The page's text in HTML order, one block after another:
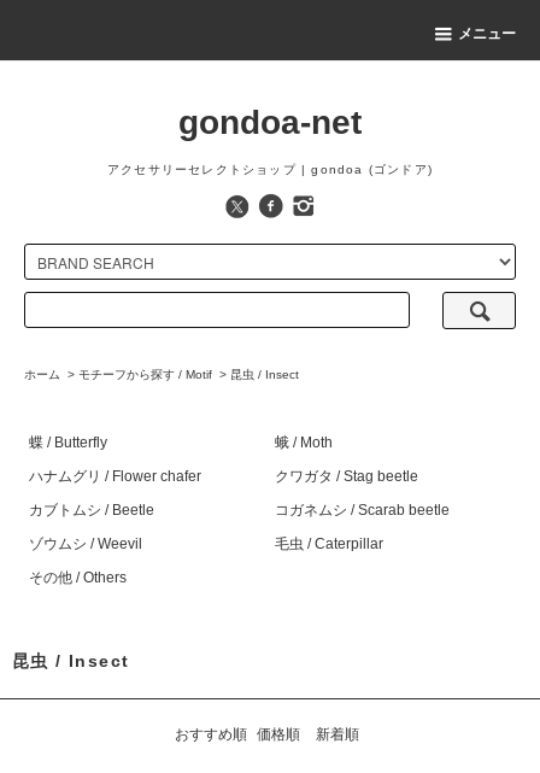
メニュー
gondoa-net
アクセサリーセレクトショップ | gondoa (ゴンドア)
ホーム > モチーフから探す / Motif > 昆虫 / Insect
蝶 / Butterfly
蛾 / Moth
ハナムグリ / Flower chafer
クワガタ / Stag beetle
カブトムシ / Beetle
コガネムシ / Scarab beetle
ゾウムシ / Weevil
毛虫 / Caterpillar
その他 / Others
昆虫 / Insect
おすすめ順 価格順 新着順